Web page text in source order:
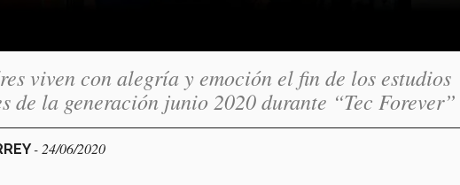
viven con alegría y emoción el fin de los estudios
de la generación junio 2020 durante “Tec Forever”
- 24/06/2020